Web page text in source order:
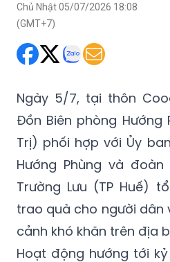
Chủ Nhật 05/07/2026 18:08
(GMT+7)
Ngày 5/7, tại thôn
Đồn Biên phòng Hướng
Trị) phối hợp với Ủy
Hướng Phùng và
Trường Lưu (TP Huế)
trao quà cho người dân
cảnh khó khăn trên địa
Hoạt động hướng tới